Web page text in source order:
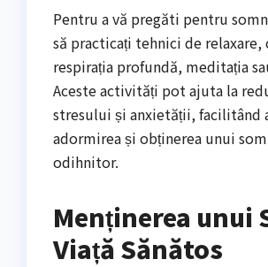
Pentru a vă pregăti pentru
să practicați tehnici de relaxare,
respirația profundă, meditația
Aceste activități pot ajuta la
stresului și anxietății, facilitând
adormirea și obținerea unui
odihnitor.
Menținerea unui
Viață Sănătos